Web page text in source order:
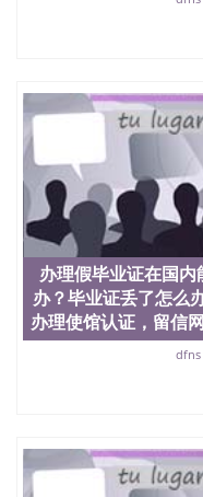
办理假毕业证在国
办？毕业证丢了怎么
办理使馆认证，留信
dfns